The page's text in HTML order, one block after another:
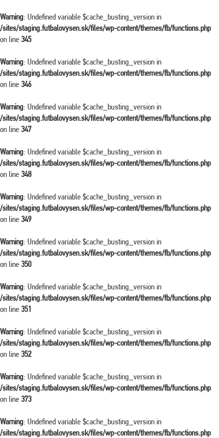
Warning: Undefined variable $cache_busting_version in
/sites/staging.futbalovysen.sk/files/wp-content/themes/fb/functions.php
on line 345
Warning: Undefined variable $cache_busting_version in
/sites/staging.futbalovysen.sk/files/wp-content/themes/fb/functions.php
on line 346
Warning: Undefined variable $cache_busting_version in
/sites/staging.futbalovysen.sk/files/wp-content/themes/fb/functions.php
on line 347
Warning: Undefined variable $cache_busting_version in
/sites/staging.futbalovysen.sk/files/wp-content/themes/fb/functions.php
on line 348
Warning: Undefined variable $cache_busting_version in
/sites/staging.futbalovysen.sk/files/wp-content/themes/fb/functions.php
on line 349
Warning: Undefined variable $cache_busting_version in
/sites/staging.futbalovysen.sk/files/wp-content/themes/fb/functions.php
on line 350
Warning: Undefined variable $cache_busting_version in
/sites/staging.futbalovysen.sk/files/wp-content/themes/fb/functions.php
on line 351
Warning: Undefined variable $cache_busting_version in
/sites/staging.futbalovysen.sk/files/wp-content/themes/fb/functions.php
on line 352
Warning: Undefined variable $cache_busting_version in
/sites/staging.futbalovysen.sk/files/wp-content/themes/fb/functions.php
on line 373
Warning: Undefined variable $cache_busting_version in
/sites/staging.futbalovysen.sk/files/wp-content/themes/fb/functions.php